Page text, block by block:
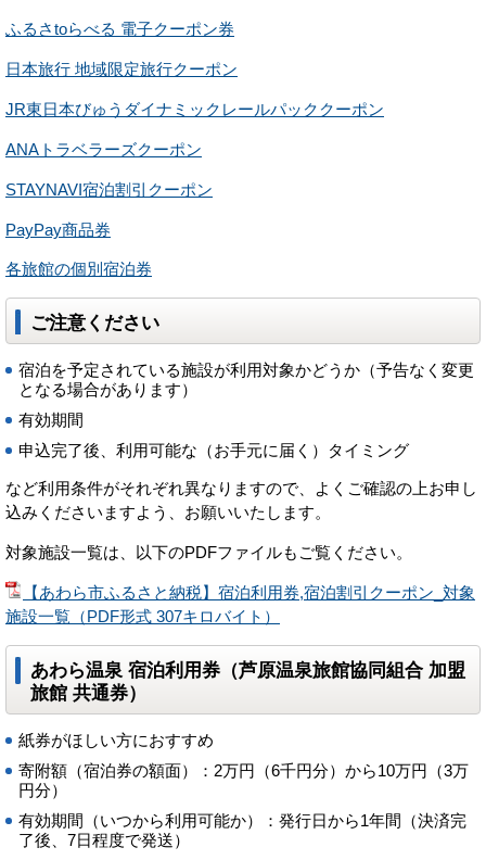
ふるさtoらべる 電子クーポン券
日本旅行 地域限定旅行クーポン
JR東日本びゅうダイナミックレールパッククーポン
ANAトラベラーズクーポン
STAYNAVI宿泊割引クーポン
PayPay商品券
各旅館の個別宿泊券
ご注意ください
宿泊を予定されている施設が利用対象かどうか（予告なく変更
となる場合があります）
有効期間
申込完了後、利用可能な（お手元に届く）タイミング
など利用条件がそれぞれ異なりますので、よくご確認の上お申し
込みくださいますよう、お願いいたします。
対象施設一覧は、以下のPDFファイルもご覧ください。
【あわら市ふるさと納税】宿泊利用券,宿泊割引クーポン_対象
施設一覧（PDF形式 307キロバイト）
あわら温泉 宿泊利用券（芦原温泉旅館協同組合 加盟
旅館 共通券）
紙券がほしい方におすすめ
寄附額（宿泊券の額面）：2万円（6千円分）から10万円（3万
円分）
有効期間（いつから利用可能か）：発行日から1年間（決済完
了後、7日程度で発送）